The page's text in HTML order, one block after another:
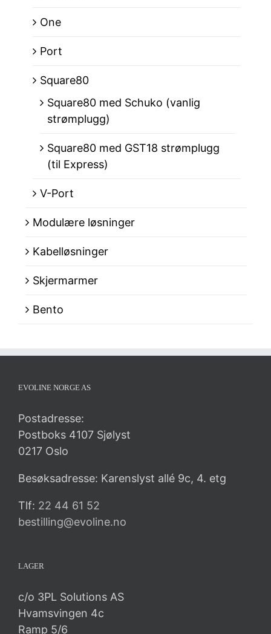
One
Port
Square80
Square80 med Schuko (vanlig
strømplugg)
Square80 med GST18 strømplugg
(til Express)
V-Port
Modulære løsninger
Kabelløsninger
Skjermarmer
Bento
EVOLINE NORGE AS
Postadresse:
Postboks 4107 Sjølyst
0217 Oslo
Besøksadresse: Karenslyst allé 9c, 4. etg
Tlf: 22 44 61 52
bestilling@evoline.no
LAGER
c/o 3PL Solutions AS
Hvamsvingen 4c
Ramp 5/6